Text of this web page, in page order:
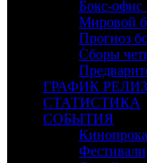
Бокс-
Мировой
Прогноз
Сборы
ГРАФИК
СТАТИСТИКА
СОБЫТИЯ
Фестивали